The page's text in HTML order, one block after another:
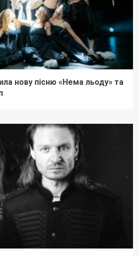
нову пісню «Нема льоду» та